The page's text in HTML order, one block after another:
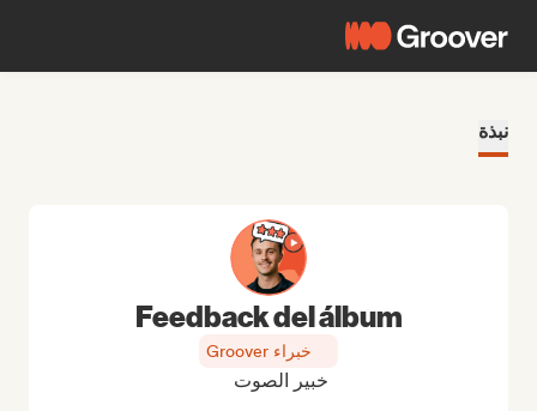
نبذة
Feedback del álbum
خبراء Groover
خبير الصوت